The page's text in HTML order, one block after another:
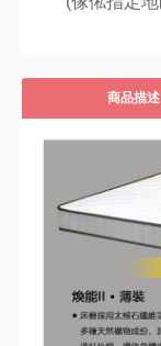
商品描述